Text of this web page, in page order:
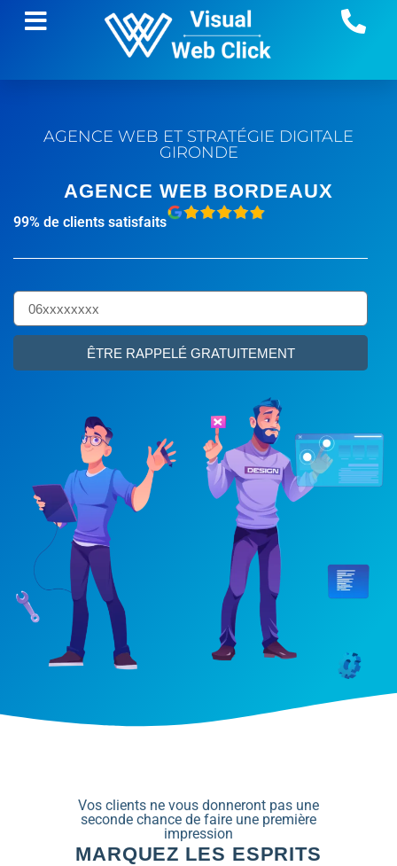
AGENCE WEB ET STRATÉGIE DIGITALE
GIRONDE
AGENCE WEB BORDEAUX
99% de clients satisfaits
ÊTRE RAPPELÉ GRATUITEMENT
Vos clients ne vous donneront pas une
seconde chance de faire une première
impression
MARQUEZ LES ESPRITS